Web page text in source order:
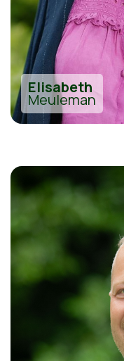
Elisabeth
Meuleman